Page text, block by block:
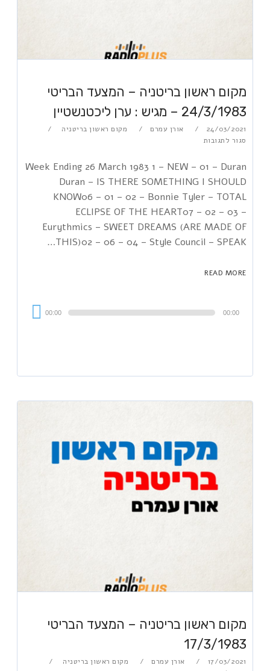
מקום ראשון בריטניה – המצעד הבריטי
24/3/1983 – מגיש : ערן ליכטנשטיין
24/03/2021 אורן עמרם
מקום ראשון בריטניה
סגור לתגובות
Week Ending 26 March 1983 1 – NEW – 01 – Duran
Duran – IS THERE SOMETHING I SHOULD
KNOW06 – 01 – 02 – Bonnie Tyler – TOTAL
ECLIPSE OF THE HEART07 – 02 – 03 –
Eurythmics – SWEET DREAMS (ARE MADE OF
THIS)02 – 06 – 04 – Style Council – SPEAK…
READ MORE
00:00 00:00
מקום ראשון בריטניה – המצעד הבריטי
17/3/1983
17/03/2021 אורן עמרם
מקום ראשון בריטניה